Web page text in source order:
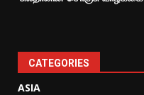
CATEGORIES
ASIA